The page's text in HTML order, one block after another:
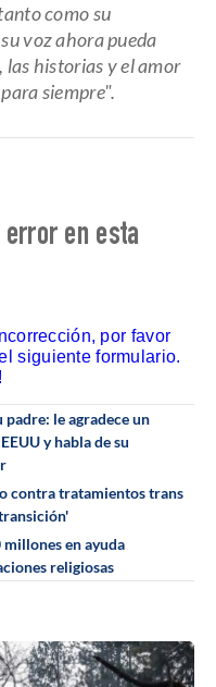
como su
voz ahora pueda
las historias y el amor
siempre".
en esta
por favor
siguiente formulario.
padre: le agradece un
y habla de su
contra tratamientos trans
en ayuda
religiosas